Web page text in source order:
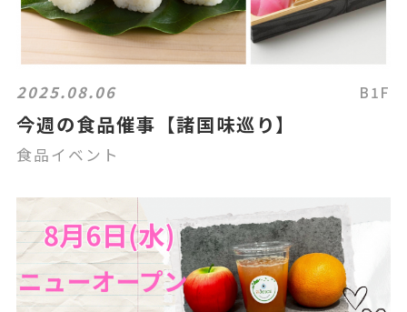
2025.08.06 B1F
今週の食品催事【諸国味巡り】
食品イベント